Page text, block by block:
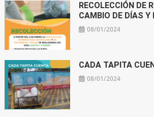
RECOLECCIÓN DE
CAMBIO DE DÍAS Y
08/01/2024
CADA TAPITA
08/01/2024